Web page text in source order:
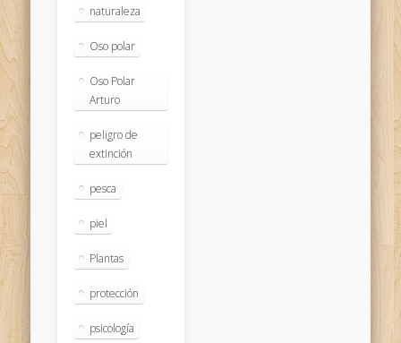
naturaleza
Oso polar
Oso Polar
Arturo
peligro de
extinción
pesca
piel
Plantas
protección
psicología